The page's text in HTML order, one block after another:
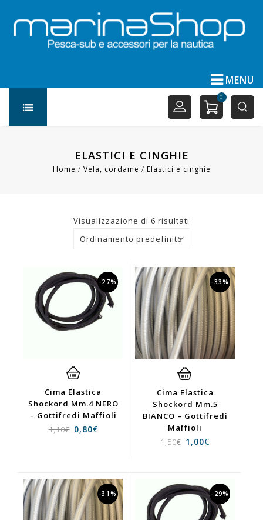
MENU
0
ELASTICI E CINGHIE
Home / Vela, cordame / Elastici e cinghie
Visualizzazione di 6 risultati
Ordinamento predefinito
-27%
Cima Elastica
Shockord Mm.4 NERO
– Gottifredi Maffioli
1,10€ 0,80€
-33%
Cima Elastica
Shockord Mm.5
BIANCO – Gottifredi
Maffioli
1,50€ 1,00€
-31% -29%